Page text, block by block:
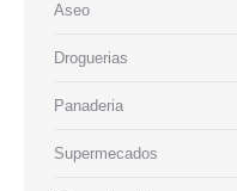
Aseo
Droguerias
Panaderia
Supermecados